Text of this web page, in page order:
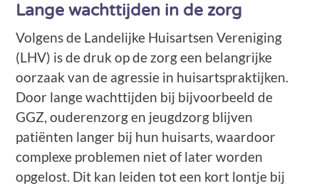
Lange wachttijden in de zorg
Volgens de Landelijke Huisartsen Vereniging
(LHV) is de druk op de zorg een belangrijke
oorzaak van de agressie in huisartspraktijken.
Door lange wachttijden bij bijvoorbeeld de
GGZ, ouderenzorg en jeugdzorg blijven
patiënten langer bij hun huisarts, waardoor
complexe problemen niet of later worden
opgelost. Dit kan leiden tot een kort lontje bij